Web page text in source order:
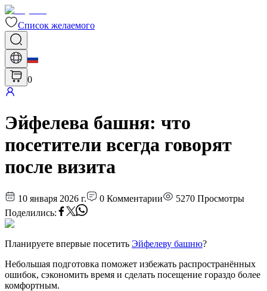
Список желаемого
0
Эйфелева башня: что
посетители всегда говорят
после визита
10 января 2026 г. 0 Комментарии 5270 Просмотры
Поделились:
Планируете впервые посетить Эйфелеву башню?
Небольшая подготовка поможет избежать распространённых
ошибок, сэкономить время и сделать посещение гораздо более
комфортным.